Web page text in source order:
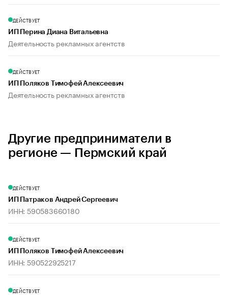
ДЕЙСТВУЕТ
ИП Перина Диана Витальевна
Деятельность рекламных агентств
ДЕЙСТВУЕТ
ИП Поляков Тимофей Алексеевич
Деятельность рекламных агентств
Другие предприниматели в
регионе — Пермский край
ДЕЙСТВУЕТ
ИП Патраков Андрей Сергеевич
ИНН: 590583660180
ДЕЙСТВУЕТ
ИП Поляков Тимофей Алексеевич
ИНН: 590522925217
ДЕЙСТВУЕТ